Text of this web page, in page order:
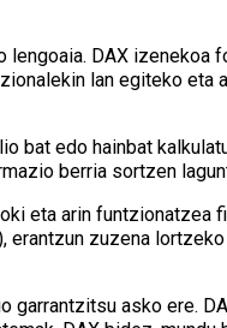
DAX izenekoa
lan egiteko
bat edo hainbat
berria sortzen
eta arin
erantzun zuzena
garrantzitsu asko ere.